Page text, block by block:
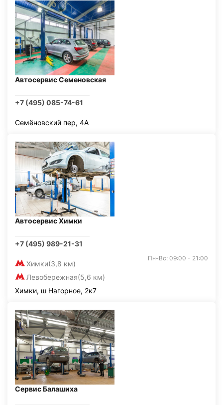
Автосервис Семеновская
+7 (495) 085-74-61
Семёновский пер, 4А
Автосервис Химки
+7 (495) 989-21-31
Химки(3,8 км)
Левобережная(5,6 км)
Пн-Вс: 09:00 - 21:00
Химки, ш Нагорное, 2к7
Сервис Балашиха